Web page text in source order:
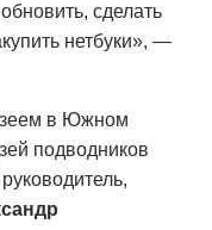
сделать
нетбуки», —
в Южном
подводников